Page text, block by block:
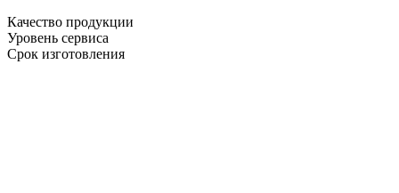
Качество продукции
Уровень сервиса
Срок изготовления